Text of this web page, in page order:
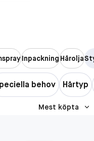
InpackningHårolja
behov Hårtyp
Mest köpta